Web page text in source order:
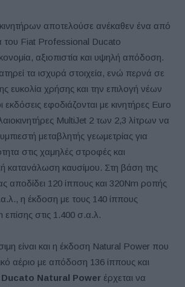
αποτελούσε ανέκαθεν ένα από
του Fiat Professional Ducato
αξιοπιστία και υψηλή απόδοση.
τα ισχυρά στοιχεία, ενώ περνά σε
ευκολία χρήσης και την επιλογή νέων
εκδόσεις εφοδιάζονται με κινητήρες Euro
MultiJet 2 των 2,3 λίτρων να
μεταβλητής γεωμετρίας για
στις χαμηλές στροφές και
κατανάλωση καυσίμου. Στη βάση της
αποδίδει 120 ίππους και 320Nm ροπής
η έκδοση με τους 140 ίππους
στις 1.400 σ.α.λ.
είναι και η έκδοση Natural Power που
αέριο με απόδοση 136 ίππους και
Ducato Natural Power έρχεται να